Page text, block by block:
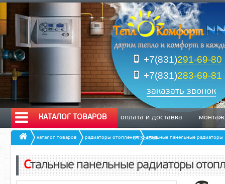
+7(831)291-69-80
+7(831)283-69-81
заказать звонок
КАТАЛОГ ТОВАРОВ оплата и доставка монтаж
отзывы
каталог товаров радиаторы отопления стальные панельные радиаторы
Стальные панельные радиаторы